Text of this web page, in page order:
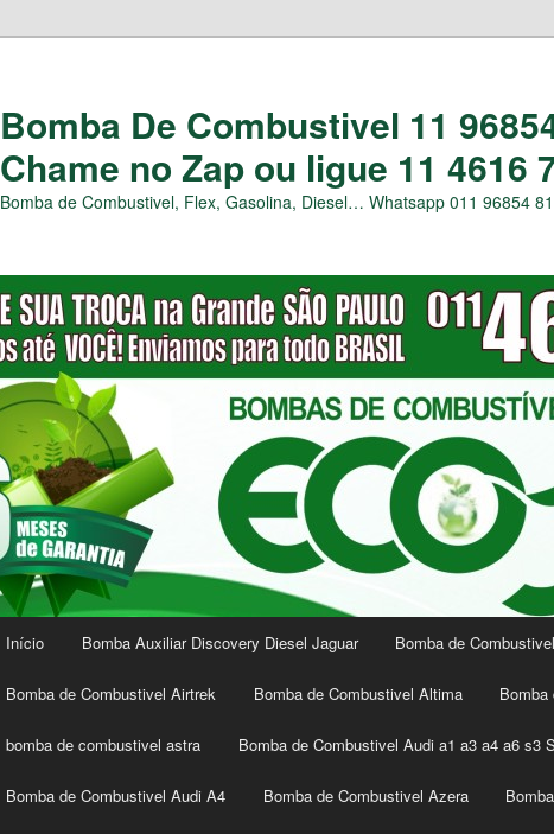
Bomba De Combustivel 11
Chame no Zap ou ligue 11 4616
Bomba de Combustivel, Flex, Gasolina, Diesel… Whatsapp 011 96854
Início Bomba Auxiliar Discovery Diesel Jaguar Bomba de
Bomba de Combustivel Airtrek Bomba de Combustivel Altima
bomba de combustivel astra Bomba de Combustivel Audi a1 a3 a4 a6 s3
Bomba de Combustivel Audi A4 Bomba de Combustivel Azera